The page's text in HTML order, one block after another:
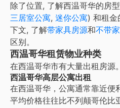
除了位置, 了解西温哥华的房
三居室公寓, 迷你公寓) 和租金
下文, 了解带家具房源和不带
区别。
西温哥华租赁物业种类
在西温哥华市有大量出租房源。
西温哥华高层公寓出租
在西温哥华，公寓通常靠近便
平均价格往往比不列颠哥伦比